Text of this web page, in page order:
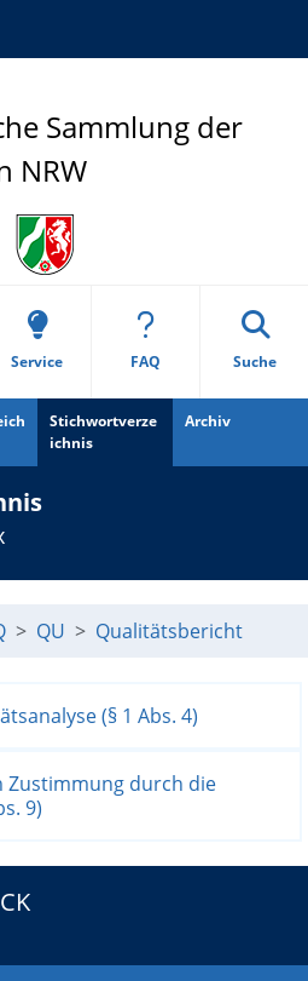
Sammlung der
NRW
Service FAQ Suche
Stichwortverze
ichnis
Archiv
QU Qualitätsbericht
(§ 1 Abs. 4)
durch die
9)